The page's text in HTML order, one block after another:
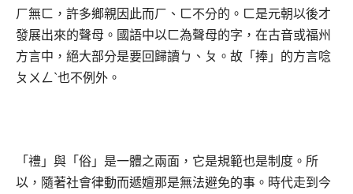
ㄏ無ㄈ，許多鄉親因此而ㄏ、ㄈ不分的。ㄈ是元朝以後才
發展出來的聲母。國語中以ㄈ為聲母的字，在古音或福州
方言中，絕大部分是要回歸讀ㄅ、ㄆ。故「捧」的方言唸
ㄆㄨㄥˋ也不例外。
「禮」與「俗」是一體之兩面，它是規範也是制度。所
以，隨著社會律動而遞嬗那是無法避免的事。時代走到今